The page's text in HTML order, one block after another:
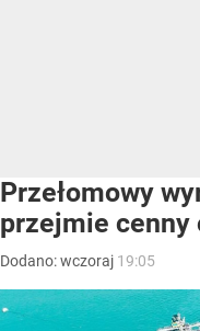
Przełomowy
przejmie cenny
Dodano:wczoraj 19:05